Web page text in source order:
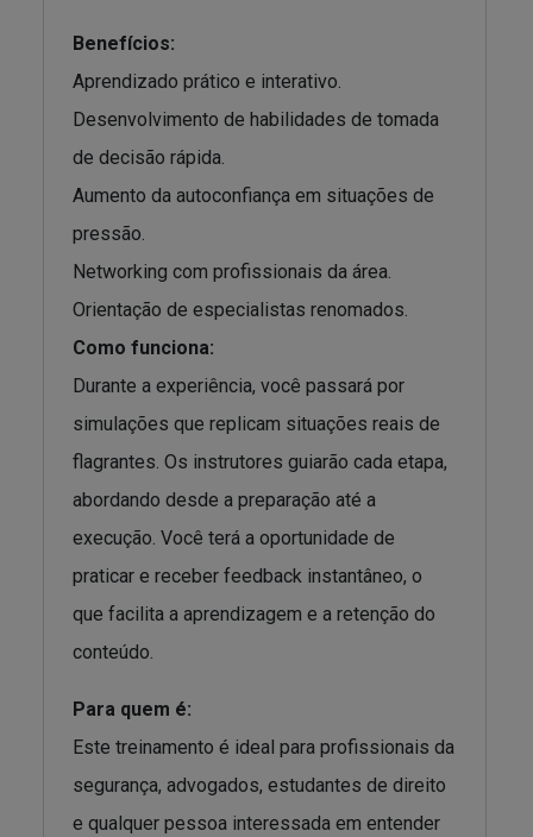
Benefícios:
Aprendizado prático e interativo.
Desenvolvimento de habilidades de tomada
de decisão rápida.
Aumento da autoconfiança em situações de
pressão.
Networking com profissionais da área.
Orientação de especialistas renomados.
Como funciona:
Durante a experiência, você passará por
simulações que replicam situações reais de
flagrantes. Os instrutores guiarão cada etapa,
abordando desde a preparação até a
execução. Você terá a oportunidade de
praticar e receber feedback instantâneo, o
que facilita a aprendizagem e a retenção do
conteúdo.
Para quem é:
Este treinamento é ideal para profissionais da
segurança, advogados, estudantes de direito
e qualquer pessoa interessada em entender